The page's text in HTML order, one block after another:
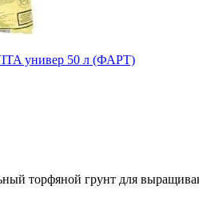
универ 50 л (ФАРТ)
торфяной грунт для